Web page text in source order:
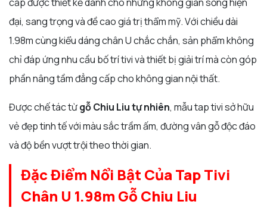
đại, sang trọng và đề cao giá trị thẩm mỹ. Với chiều dài
1.98m cùng kiểu dáng chân U chắc chắn, sản phẩm không
chỉ đáp ứng nhu cầu bố trí tivi và thiết bị giải trí mà còn góp
phần nâng tầm đẳng cấp cho không gian nội thất.
Được chế tác từgỗ Chiu Liu tự nhiên, mẫu tap tivi sở hữu
vẻ đẹp tinh tế với màu sắc trầm ấm, đường vân gỗ độc đáo
và độ bền vượt trội theo thời gian.
Đặc Điểm Nổi Bật Của Tap Tivi
Chân U 1.98m Gỗ Chiu Liu